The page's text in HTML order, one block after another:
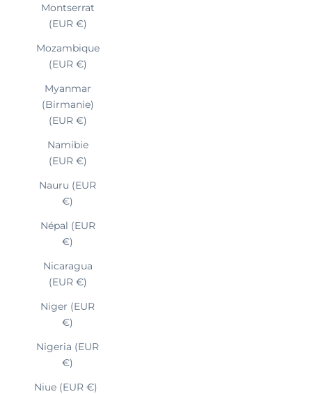
Montserrat
(EUR €)
Mozambique
(EUR €)
Myanmar
(Birmanie)
(EUR €)
Namibie
(EUR €)
Nauru (EUR
€)
Népal (EUR
€)
Nicaragua
(EUR €)
Niger (EUR
€)
Nigeria (EUR
€)
Niue (EUR €)